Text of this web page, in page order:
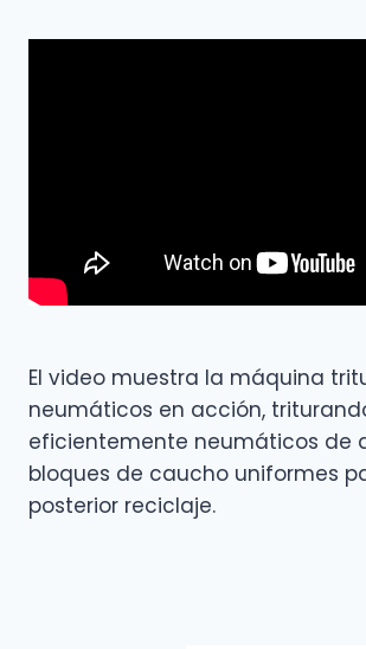
El video muestra la máquina
neumáticos en acción,
eficientemente neumáticos de
bloques de caucho uniformes
posterior reciclaje.